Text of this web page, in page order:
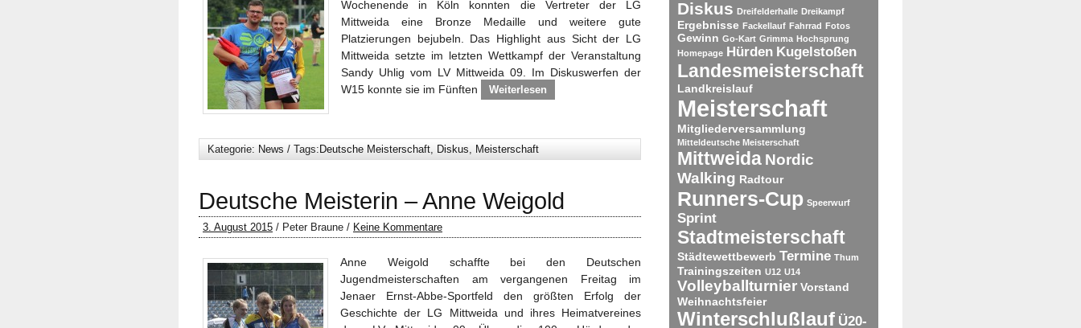
Wochenende in Köln konnten die Vertreter der LG
Mittweida eine Bronze Medaille und weitere gute
Platzierungen bejubeln. Das Highlight aus Sicht der LG
Mittweida setzte im letzten Wettkampf der Veranstaltung
Sandy Uhlig vom LV Mittweida 09. Im Diskuswerfen der
W15 konnte sie im Fünften
Weiterlesen
Kategorie: News / Tags: Deutsche Meisterschaft, Diskus, Meisterschaft
Deutsche Meisterin – Anne Weigold
3. August 2015 / Peter Braune / Keine Kommentare
Anne Weigold schaffte bei den Deutschen
Jugendmeisterschaften am vergangenen Freitag im
Jenaer Ernst-Abbe-Sportfeld den größten Erfolg der
Geschichte der LG Mittweida und ihres Heimatvereines
Diskus Dreifelderhalle Dreikampf
Ergebnisse Fackellauf Fahrrad Fotos
Gewinn Go-Kart Grimma Hochsprung
Homepage Hürden Kugelstoßen
Landesmeisterschaft
Landkreislauf
Meisterschaft
Mitgliederversammlung
Mitteldeutsche Meisterschaft
Mittweida Nordic
Walking Radtour
Runners-Cup Speerwurf
Sprint
Stadtmeisterschaft
Städtewettbewerb Termine Thum
Trainingszeiten U12 U14
Volleyballturnier Vorstand
Weihnachtsfeier
Winterschlußlauf Ü20-